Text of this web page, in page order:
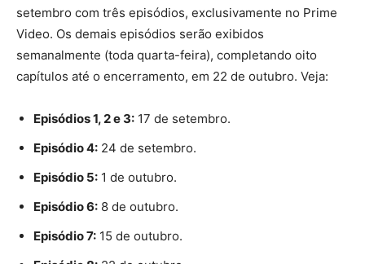
setembro com três episódios, exclusivamente no Prime
Video. Os demais episódios serão exibidos
semanalmente (toda quarta-feira), completando oito
capítulos até o encerramento, em 22 de outubro. Veja:
Episódios 1, 2 e 3: 17 de setembro.
Episódio 4: 24 de setembro.
Episódio 5: 1 de outubro.
Episódio 6: 8 de outubro.
Episódio 7: 15 de outubro.